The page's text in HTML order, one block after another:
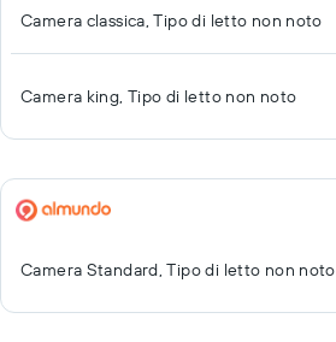
Camera classica, Tipo di letto non noto
Camera king, Tipo di letto non noto
Camera Standard, Tipo di letto non noto